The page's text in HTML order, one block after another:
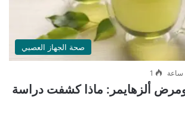
صحة الجهاز العصبي
1
ومرض ألزهايمر: ماذا كشفت دراسة